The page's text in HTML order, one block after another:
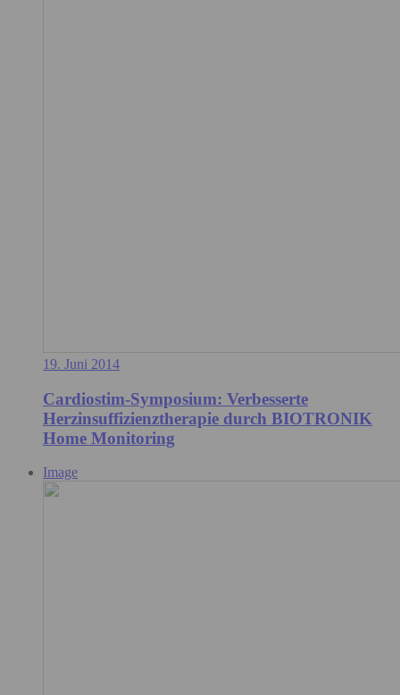
19. Juni 2014
Cardiostim-Symposium: Verbesserte
Herzinsuffizienztherapie durch BIOTRONIK
Home Monitoring
Image